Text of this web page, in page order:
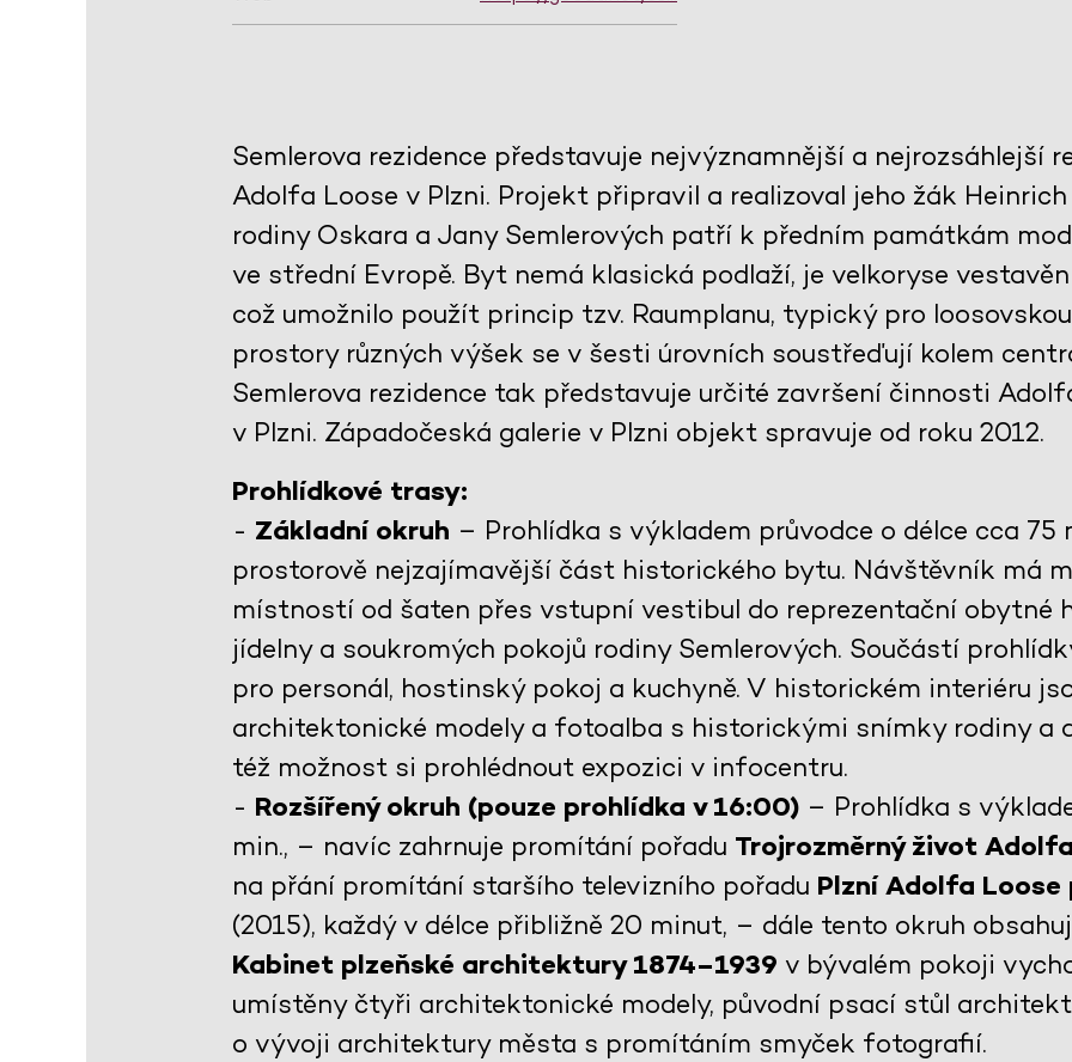
Semlerova rezidence představuje nejvýznamnější a nejrozsáhlejší
Adolfa Loose v Plzni. Projekt připravil a realizoval jeho žák
rodiny Oskara a Jany Semlerových patří k předním památkám
ve střední Evropě. Byt nemá klasická podlaží, je velkoryse
což umožnilo použít princip tzv. Raumplanu, typický pro
prostory různých výšek se v šesti úrovních soustřeďují kolem
Semlerova rezidence tak představuje určité završení činnosti
v Plzni. Západočeská galerie v Plzni objekt spravuje od roku 2012.
Prohlídkové trasy:
- Základní okruh – Prohlídka s výkladem průvodce o délce cca 75
prostorově nejzajímavější část historického bytu. Návštěvník má
místností od šaten přes vstupní vestibul do reprezentační obytné
jídelny a soukromých pokojů rodiny Semlerových. Součástí
pro personál, hostinský pokoj a kuchyně. V historickém interiéru
architektonické modely a fotoalba s historickými snímky rodiny a
též možnost si prohlédnout expozici v infocentru.
- Rozšířený okruh (pouze prohlídka v 16:00) – Prohlídka s
min., – navíc zahrnuje promítání pořadu Trojrozměrný život
na přání promítání staršího televizního pořadu Plzní Adolfa
(2015), každý v délce přibližně 20 minut, – dále tento okruh
Kabinet plzeňské architektury 1874–1939 v bývalém pokoji
umístěny čtyři architektonické modely, původní psací stůl
o vývoji architektury města s promítáním smyček fotografií.